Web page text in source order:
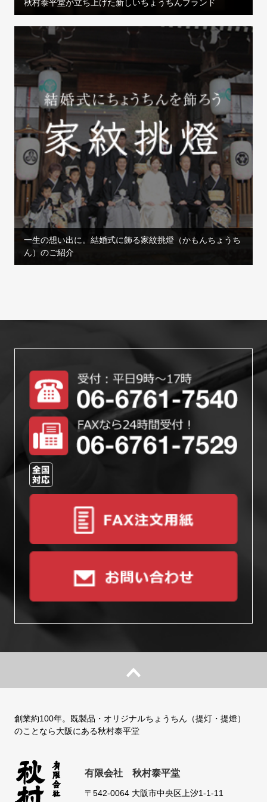
秋村泰平堂が立ち上げた新しいちょうちんブランド
一生の想い出に。結婚式に飾る家紋挑燈（かもんちょうち
ん）のご紹介
創業約100年。既製品・オリジナルちょうちん（提灯・提燈）
のことなら大阪にある秋村泰平堂
有限会社 秋村泰平堂
〒542-0064 大阪市中央区上汐1-1-11